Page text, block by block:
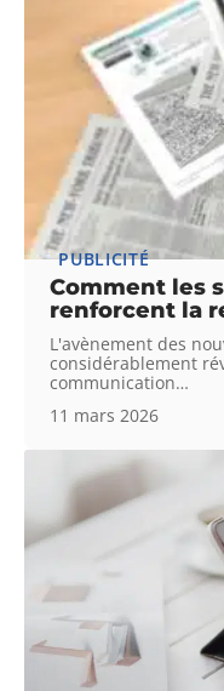
PUBLICITÉ
Comment les
renforcent la
L'avènement des
considérablement
communication…
11 mars 2026